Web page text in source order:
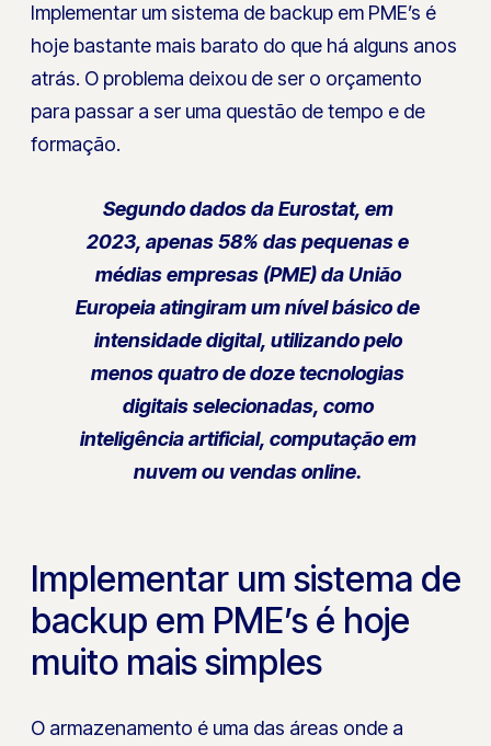
Implementar um sistema de backup em PME’s é
hoje bastante mais barato do que há alguns anos
atrás. O problema deixou de ser o orçamento
para passar a ser uma questão de tempo e de
formação.
Segundo dados da Eurostat, em
2023, apenas 58% das pequenas e
médias empresas (PME) da União
Europeia atingiram um nível básico de
intensidade digital, utilizando pelo
menos quatro de doze tecnologias
digitais selecionadas, como
inteligência artificial, computação em
nuvem ou vendas online.
Implementar um sistema de
backup em PME’s é hoje
muito mais simples
O armazenamento é uma das áreas onde a